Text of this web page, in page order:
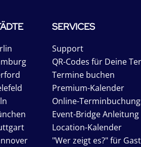
SERVICES
Support
QR-Codes für Deine
Termine buchen
Premium-Kalender
Online-
Event-Bridge Anleitung
Location-Kalender
"Wer zeigt es?" für